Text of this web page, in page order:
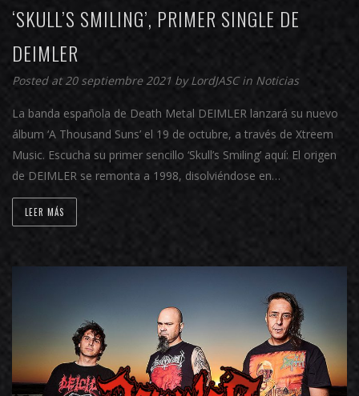
‘SKULL’S SMILING’, PRIMER SINGLE DE
DEIMLER
Posted at 20 septiembre 2021 byLordJASCin Noticias
La banda española de Death Metal DEIMLER lanzará su nuevo
álbum ‘A Thousand Suns’ el 19 de octubre, a través de Xtreem
Music. Escucha su primer sencillo ‘Skull’s Smiling’ aquí: El origen
de DEIMLER se remonta a 1998, disolviéndose en…
LEER MÁS